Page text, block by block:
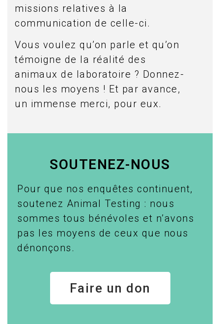
missions relatives à la
communication de celle-ci.
Vous voulez qu’on parle et qu’on
témoigne de la réalité des
animaux de laboratoire ? Donnez-
nous les moyens ! Et par avance,
un immense merci, pour eux.
SOUTENEZ-NOUS
Pour que nos enquêtes continuent,
soutenez Animal Testing : nous
sommes tous bénévoles et n’avons
pas les moyens de ceux que nous
dénonçons.
Faire un don